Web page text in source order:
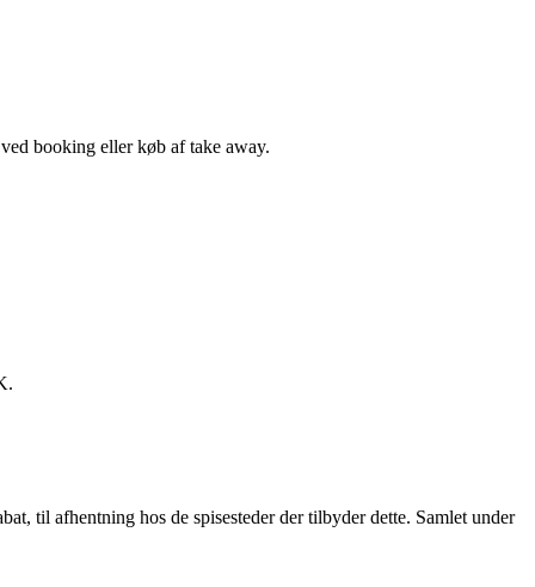
booking eller køb af take away.
til afhentning hos de spisesteder der tilbyder dette. Samlet under